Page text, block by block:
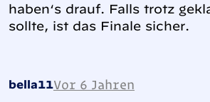
haben‘s drauf. Falls trotz
sollte, ist das Finale sicher.
bella11Vor 6 Jahren